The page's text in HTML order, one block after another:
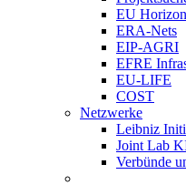
EU
ERA-Nets
EIP-AGRI
EFRE
EU-LIFE
COST
Netzwerke
Leibniz
Joint Lab
Verbünde